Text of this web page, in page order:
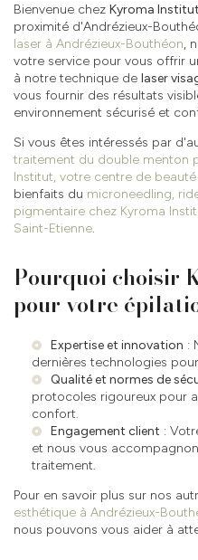
Bienvenue chez Kyroma Institut
proximité d'Andrézieux-
laser à Andrézieux-Bouthéon,
votre service pour vous offrir
à notre technique de laser
vous fournir des résultats
environnement sécurisé et
Si vous êtes intéressés par
traitement du double menton
Institut, votre centre de
bienfaits du microneedling,
pigmentaire chez Kyroma
Saint-Etienne.
Pourquoi choisir
pour votre
Expertise et innovation :
dernières technologies
Qualité et normes de
protocoles rigoureux pour
confort.
Engagement client :
et nous vous
traitement.
Pour en savoir plus sur nos
esthétique à Andrézieux-
nous pouvons vous aider à